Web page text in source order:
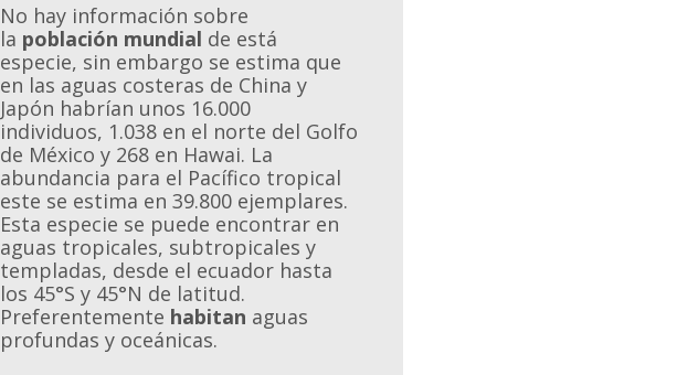
No hay información sobre
la población mundial de está
especie, sin embargo se estima que
en las aguas costeras de China y
Japón habrían unos 16.000
individuos, 1.038 en el norte del Golfo
de México y 268 en Hawai. La
abundancia para el Pacífico tropical
este se estima en 39.800 ejemplares.
Esta especie se puede encontrar en
aguas tropicales, subtropicales y
templadas, desde el ecuador hasta
los 45°S y 45°N de latitud.
Preferentemente habitan aguas
profundas y oceánicas.